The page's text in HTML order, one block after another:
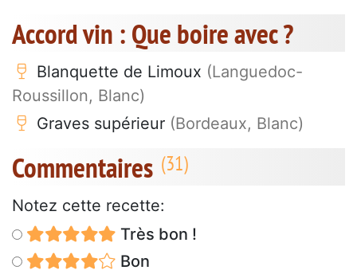
Accord vin : Que boire avec ?
Blanquette de Limoux (Languedoc-
Roussillon, Blanc)
Graves supérieur (Bordeaux, Blanc)
Commentaires
Notez cette recette:
Très bon !
Bon